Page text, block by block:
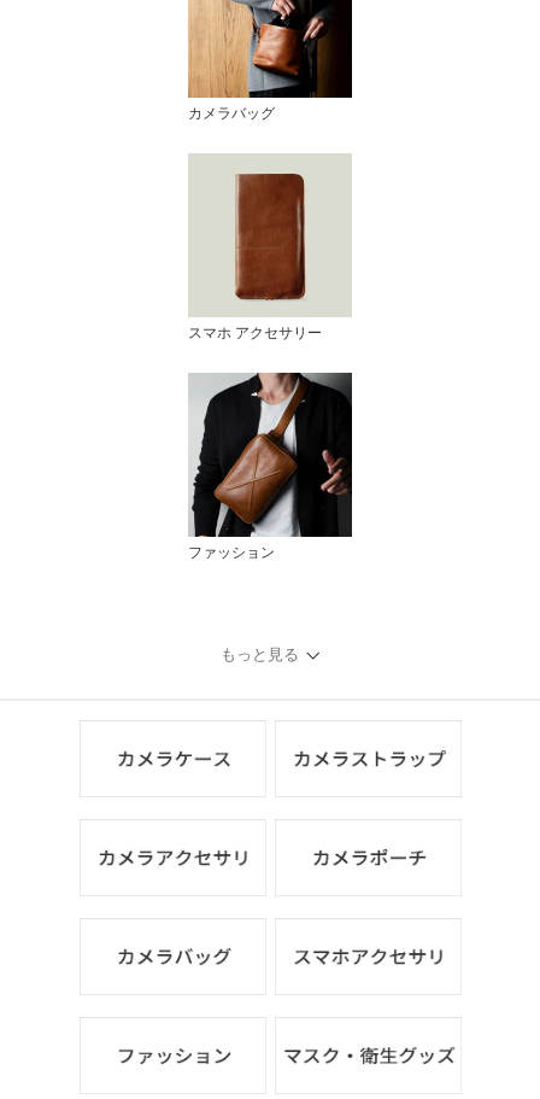
カメラバッグ
スマホ アクセサリー
ファッション
もっと見る